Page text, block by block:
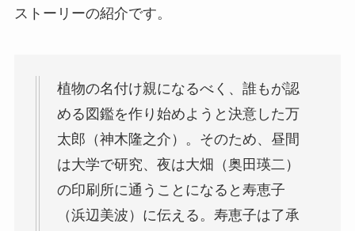
ストーリーの紹介です。
植物の名付け親になるべく、誰もが認
める図鑑を作り始めようと決意した万
太郎（神木隆之介）。そのため、昼間
は大学で研究、夜は大畑（奥田瑛二）
の印刷所に通うことになると寿恵子
（浜辺美波）に伝える。寿恵子は了承